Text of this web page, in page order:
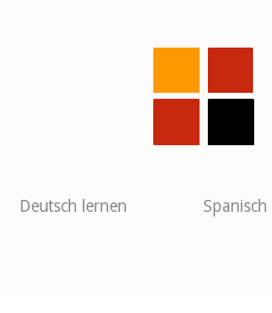
Home
Deutsch lernen